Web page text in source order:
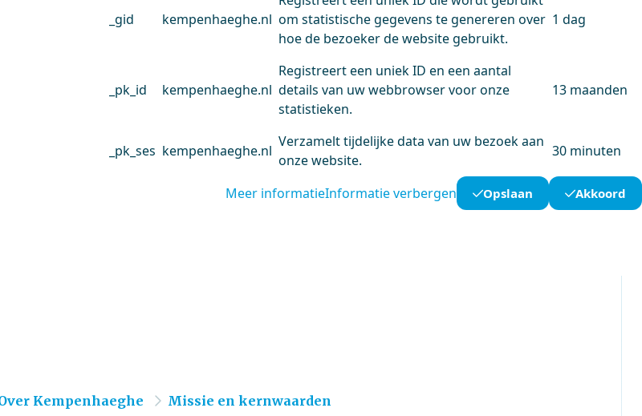
_gid kempenhaeghe.nl om statistische gegevens te genereren over
hoe de bezoeker de website gebruikt.
1 dag
_pk_id kempenhaeghe.nl
Registreert een uniek ID en een aantal
details van uw webbrowser voor onze
statistieken.
13 maanden
_pk_ses kempenhaeghe.nl
Verzamelt tijdelijke data van uw bezoek aan
onze website.
30 minuten
Meer informatieInformatie verbergen Opslaan Akkoord
Kempenhaeghe Missie en kernwaarden